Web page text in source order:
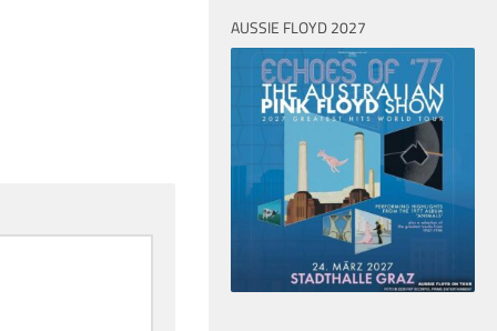
AUSSIE FLOYD 2027